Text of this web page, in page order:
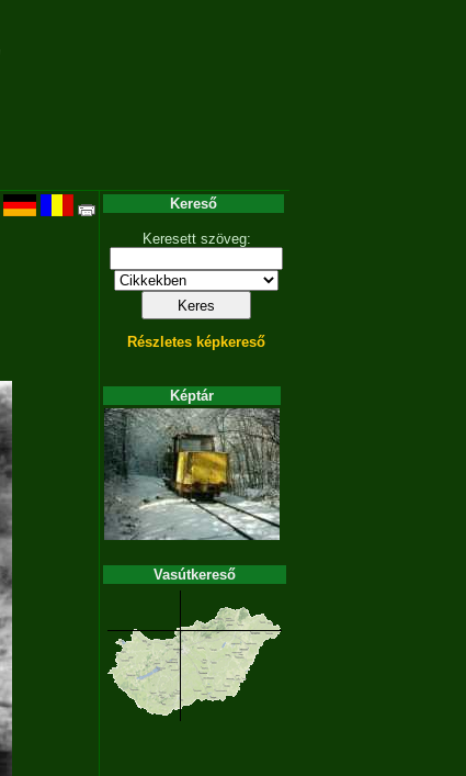
Kereső
Keresett szöveg:
Részletes képkereső
Képtár
Vasútkereső